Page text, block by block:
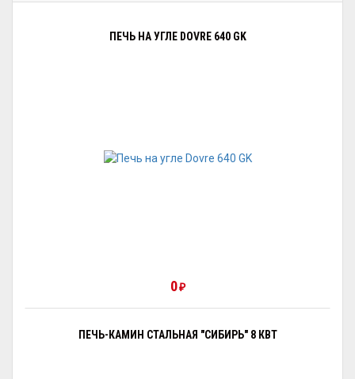
ПЕЧЬ НА УГЛЕ DOVRE 640 GK
0₽
ПЕЧЬ-КАМИН СТАЛЬНАЯ "СИБИРЬ" 8 КВТ